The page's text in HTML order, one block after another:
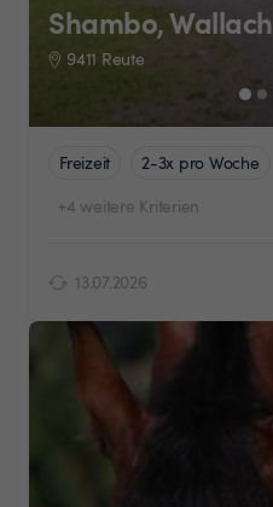
Shambo, Wallach
9411 Reute
Freizeit 2-3x pro Woche
+4 weitere Kriterien
13.07.2026